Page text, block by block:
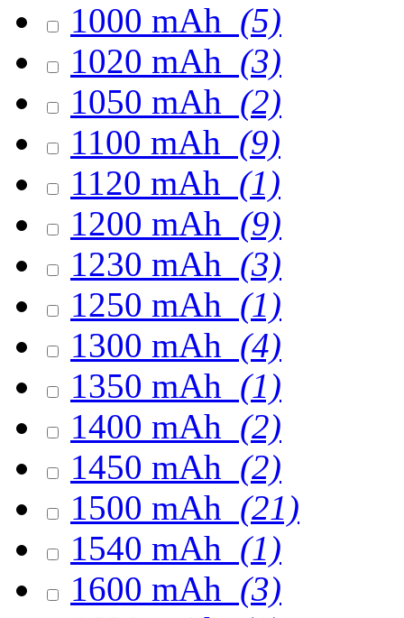
1000 mAh (5)
1020 mAh (3)
1050 mAh (2)
1100 mAh (9)
1120 mAh (1)
1200 mAh (9)
1230 mAh (3)
1250 mAh (1)
1300 mAh (4)
1350 mAh (1)
1400 mAh (2)
1450 mAh (2)
1500 mAh (21)
1540 mAh (1)
1600 mAh (3)